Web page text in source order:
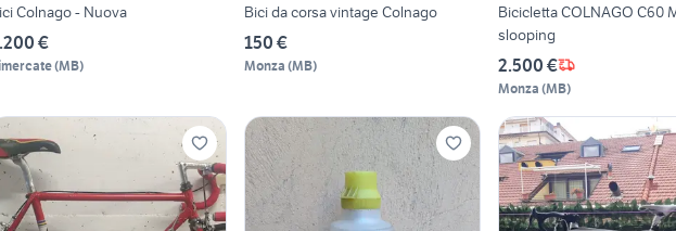
Colnago - Nuova
€
(MB)
Bici da corsa vintage Colnago
150 €
Monza (MB)
Bicicletta COLNAGO C60 Mis. 42
slooping
2.500 €
Monza (MB)